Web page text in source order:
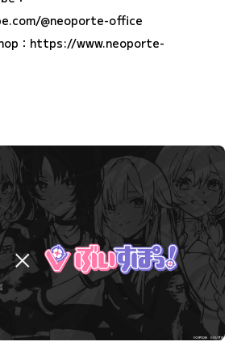
@neoporte-office
： https://www.neoporte-